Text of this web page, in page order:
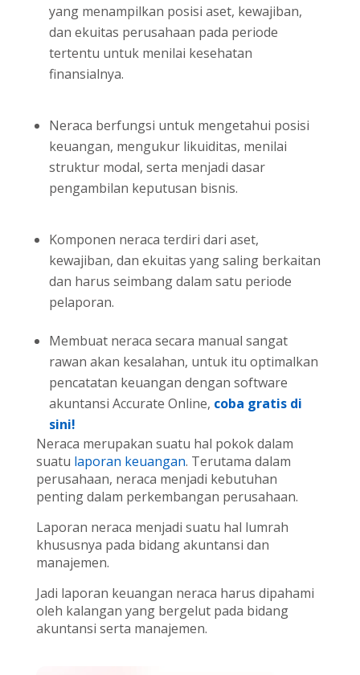
yang menampilkan posisi aset, kewajiban,
dan ekuitas perusahaan pada periode
tertentu untuk menilai kesehatan
finansialnya.
Neraca berfungsi untuk mengetahui posisi
keuangan, mengukur likuiditas, menilai
struktur modal, serta menjadi dasar
pengambilan keputusan bisnis.
Komponen neraca terdiri dari aset,
kewajiban, dan ekuitas yang saling berkaitan
dan harus seimbang dalam satu periode
pelaporan.
Membuat neraca secara manual sangat
rawan akan kesalahan, untuk itu optimalkan
pencatatan keuangan dengan software
akuntansi Accurate Online, coba gratis di
sini!
Neraca merupakan suatu hal pokok dalam
suatu laporan keuangan. Terutama dalam
perusahaan, neraca menjadi kebutuhan
penting dalam perkembangan perusahaan.
Laporan neraca menjadi suatu hal lumrah
khususnya pada bidang akuntansi dan
manajemen.
Jadi laporan keuangan neraca harus dipahami
oleh kalangan yang bergelut pada bidang
akuntansi serta manajemen.